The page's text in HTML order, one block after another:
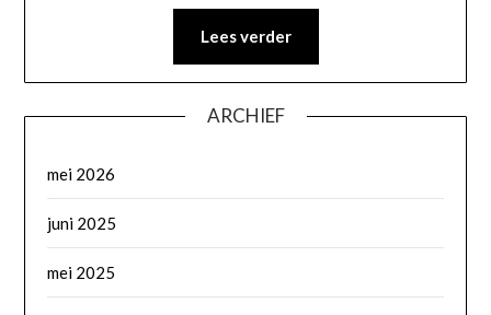
Lees verder
ARCHIEF
mei 2026
juni 2025
mei 2025